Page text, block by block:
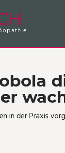
in der Praxis